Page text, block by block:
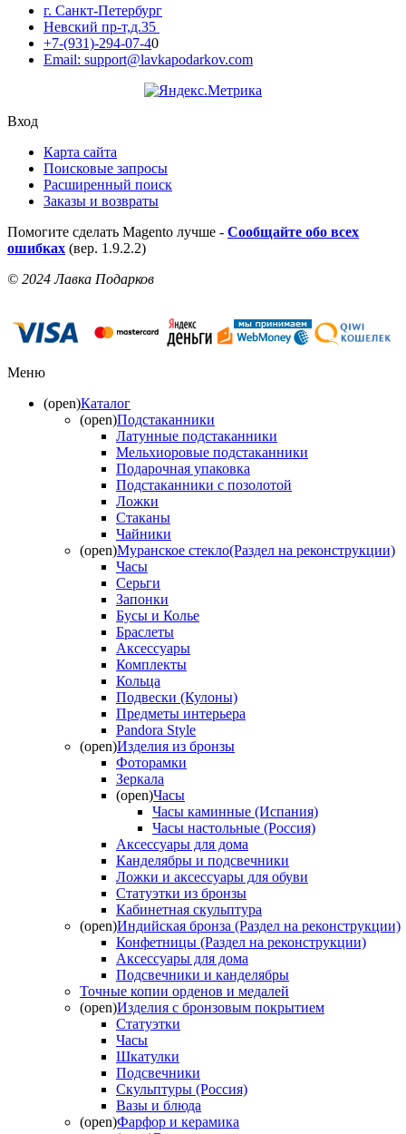
г. Санкт-Петербург
Невский пр-т,д.35
+7-(931)-294-07-40
Email: support@lavkapodarkov.com
Вход
Карта сайта
Поисковые запросы
Расширенный поиск
Заказы и возвраты
Помогите сделать Magento лучше - Сообщайте обо всех
ошибках (вер. 1.9.2.2)
© 2024 Лавка Подарков
Меню
(open)Каталог
(open)Подстаканники
Латунные подстаканники
Мельхиоровые подстаканники
Подарочная упаковка
Подстаканники с позолотой
Ложки
Стаканы
Чайники
(open)Муранское стекло(Раздел на реконструкции)
Часы
Серьги
Запонки
Бусы и Колье
Браслеты
Аксессуары
Комплекты
Кольца
Подвески (Кулоны)
Предметы интерьера
Pandora Style
(open)Изделия из бронзы
Фоторамки
Зеркала
(open)Часы
Часы каминные (Испания)
Часы настольные (Россия)
Аксессуары для дома
Канделябры и подсвечники
Ложки и аксессуары для обуви
Статуэтки из бронзы
Кабинетная скульптура
(open)Индийская бронза (Раздел на реконструкции)
Конфетницы (Раздел на реконструкции)
Аксессуары для дома
Подсвечники и канделябры
Точные копии орденов и медалей
(open)Изделия с бронзовым покрытием
Статуэтки
Часы
Шкатулки
Подсвечники
Скульптуры (Россия)
Вазы и блюда
(open)Фарфор и керамика